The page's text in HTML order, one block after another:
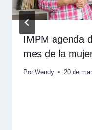
IMPM agenda
mes de la
Por Wendy 20 de